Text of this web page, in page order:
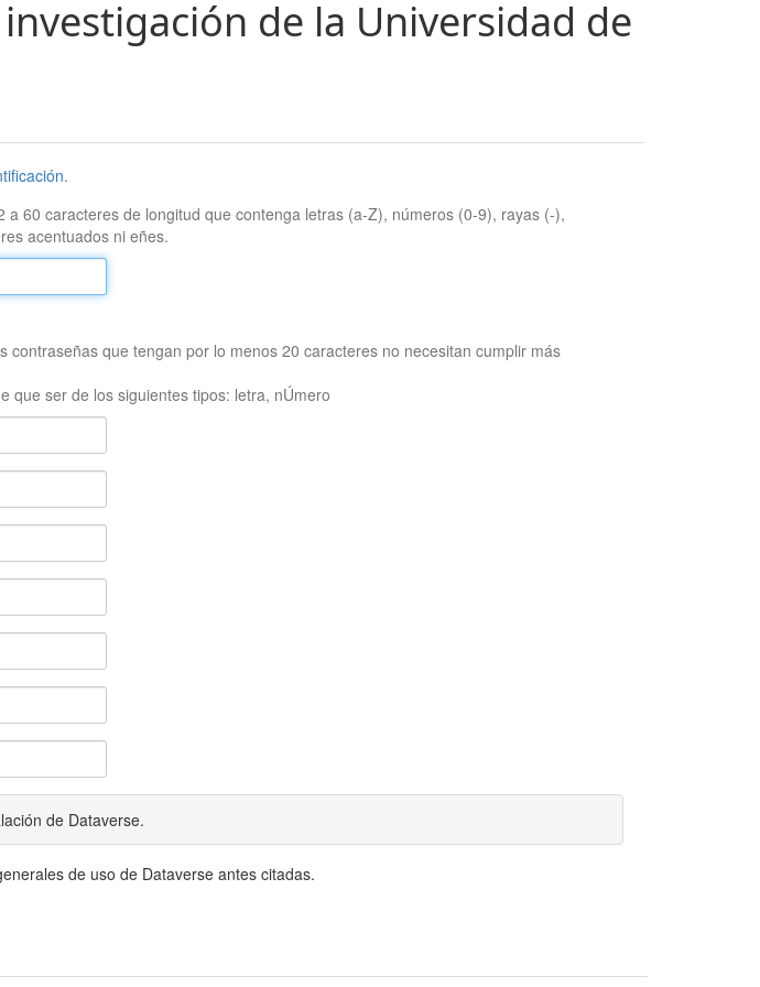
de la Universidad de
.
60 caracteres de longitud que contenga letras (a-Z), números (0-9), rayas (-),
acentuados ni eñes.
contraseñas que tengan por lo menos 20 caracteres no necesitan cumplir más
que ser de los siguientes tipos: letra, nÚmero
de Dataverse.
de uso de Dataverse antes citadas.